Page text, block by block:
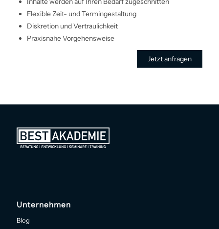
Flexible Zeit- und Termin­gestaltung
Diskretion und Vertraulichkeit
Praxisnahe Vorgehens­weise
Jetzt anfragen
Unternehmen
Blog